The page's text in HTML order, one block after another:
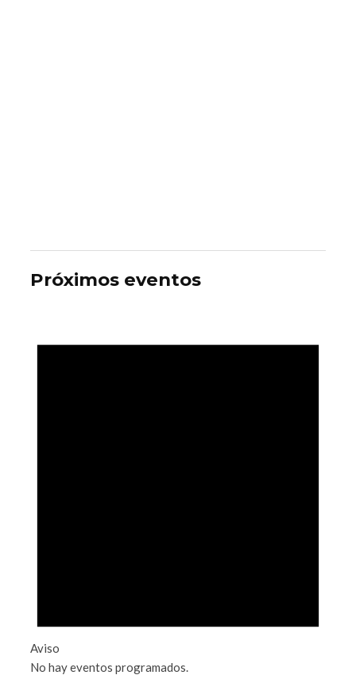
Próximos eventos
Aviso
No hay eventos programados.